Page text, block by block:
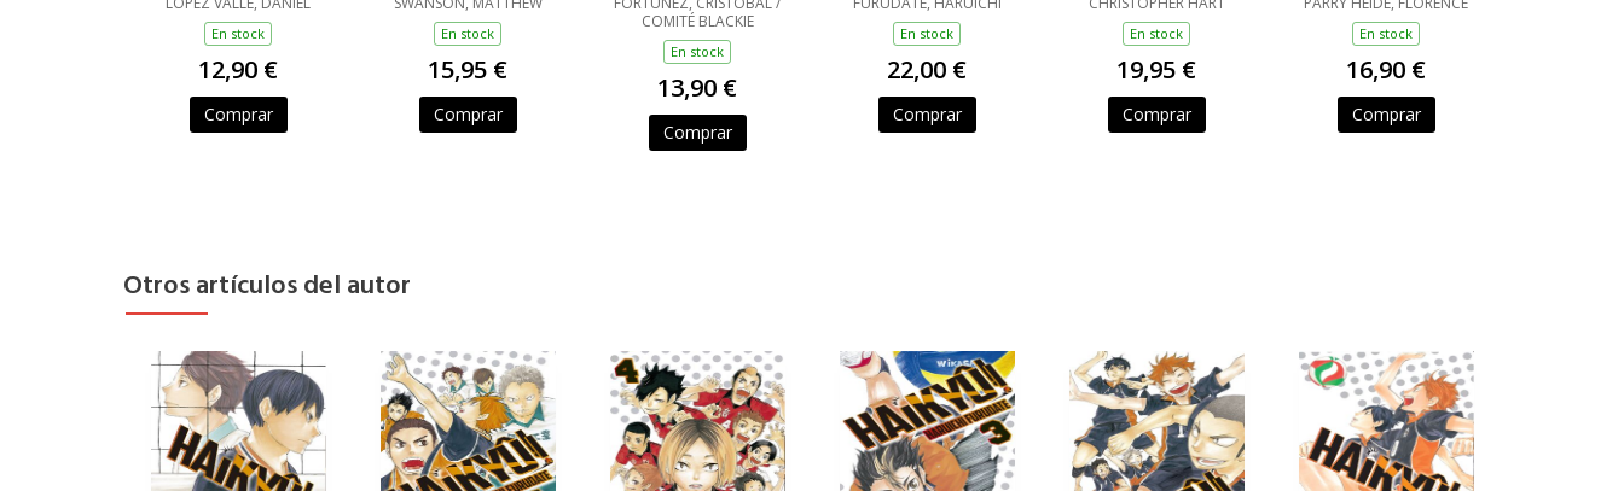
En stock
12,90 €
Comprar
PERFECCIÓN
En stock
15,95 €
Comprar
BOOKS
COMITÉ BLACKIE
En stock
13,90 €
Comprar
En stock
22,00 €
Comprar
En stock
19,95 €
Comprar
En stock
16,90 €
Comprar
Otros artículos del autor